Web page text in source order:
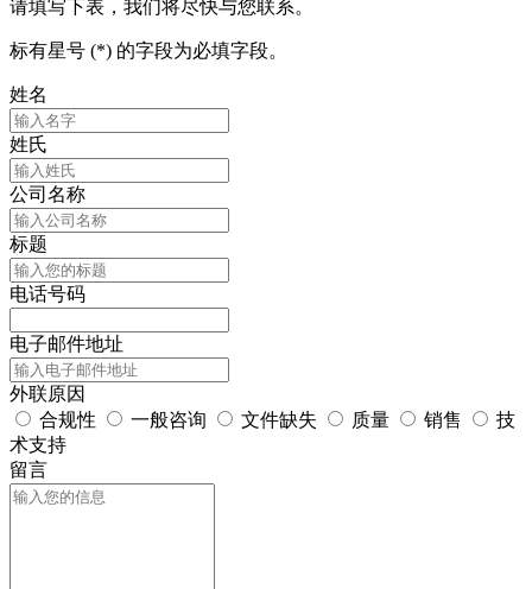
请填写下表，我们将尽快与您联系。
标有星号 (*) 的字段为必填字段。
姓名
姓氏
公司名称
标题
电话号码
电子邮件地址
外联原因
合规性
一般咨询 文件缺失 质量 销售
技
术支持
留言